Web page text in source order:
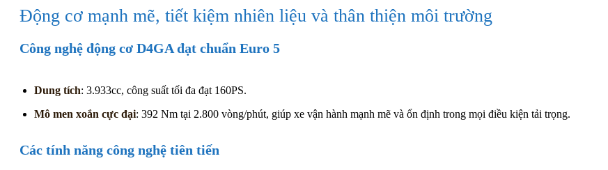
Động cơ mạnh mẽ, tiết kiệm nhiên liệu và thân thiện môi trường
Công nghệ động cơ D4GA đạt chuẩn Euro 5
Dung tích: 3.933cc, công suất tối đa đạt 160PS.
Mô men xoắn cực đại: 392 Nm tại 2.800 vòng/phút, giúp xe vận hành mạnh mẽ và ổn định trong mọi điều kiện tải trọng.
Các tính năng công nghệ tiên tiến